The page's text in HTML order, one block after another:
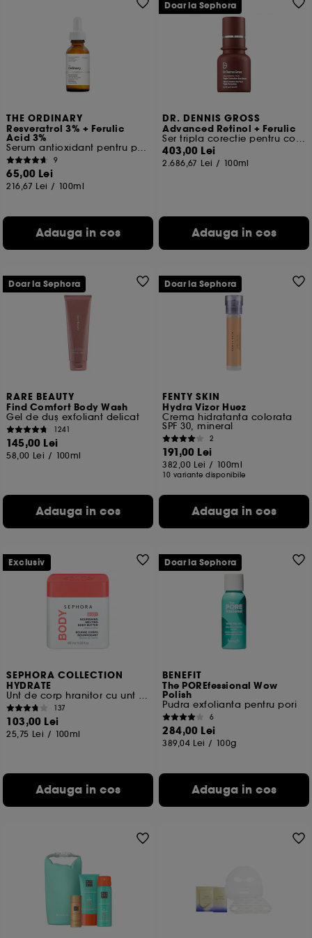
THE ORDINARY
Resveratrol 3% + Ferulic
Acid 3%
Serum antioxidant pentru protejarea tenului
9
65,00 Lei
216,67 Lei / 100ml
Adauga in cos
DR. DENNIS GROSS
Advanced Retinol + Ferulic
Ser tripla corectie pentru conturul ochilor
403,00 Lei
2.686,67 Lei / 100ml
Adauga in cos
Doar la Sephora
RARE BEAUTY
Find Comfort Body Wash
Gel de duș exfoliant delicat
1241
145,00 Lei
58,00 Lei / 100ml
Adauga in cos
Doar la Sephora
FENTY SKIN
Hydra Vizor Huez
Crema hidratanta colorata
SPF 30, mineral
2
191,00 Lei
382,00 Lei / 100ml
10 variante disponibile
Adauga in cos
Doar la Sephora
SEPHORA COLLECTION
HYDRATE
Unt de corp hranitor cu unt de shea
137
103,00 Lei
25,75 Lei / 100ml
Adauga in cos
Exclusiv
BENEFIT
The POREfessional Wow
Polish
Pudra exfolianta pentru pori
6
284,00 Lei
389,04 Lei / 100g
Adauga in cos
Doar la Sephora
navigare si interactiunile tale online.
Cookie-uri de masurarea a audientei :ne permite
sa obtinem date statistice privind numarul de
vizitatori de pe site-ul nostru si obiceiurile lor de
navigare pentru a imbunatati performanta site-
ului.
Cookie-uri pentru securizarea platilor online :ne
permit sa evitam platile frauduloase si furtul de
identitate.
serviciile Google disponible pe site-ul nostru sunt
reglementate de Politica de confidentialitate Google.
Pentru mai multe informatii despre drepturile
paginahttps://business.safety.google/privacy/
Cu exceptia cookie-urilor tehnice, plasarea si citirea
celorlalte necesita acordul tau. Poti sa iti personalizezi
alegerile privind plasarea acestor cookies folosind
optiunea "Schimba preferintele" de mai jos, sau poti
toate". Poti alege sa iti modifici preferintele oricand.
Daca doresti mai multe informatii despre cookie-urile
folosite, click aici.